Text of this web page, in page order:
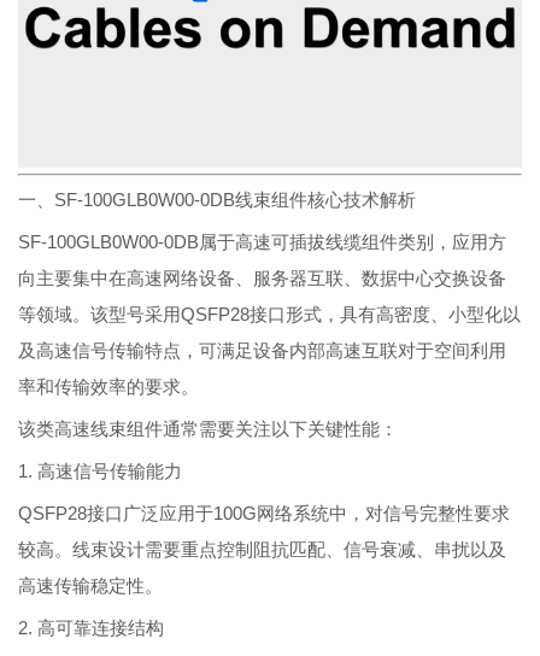
一、SF-100GLB0W00-0DB线束组件核心技术解析
SF-100GLB0W00-0DB属于高速可插拔线缆组件类别，应用方
向主要集中在高速网络设备、服务器互联、数据中心交换设备
等领域。该型号采用QSFP28接口形式，具有高密度、小型化以
及高速信号传输特点，可满足设备内部高速互联对于空间利用
率和传输效率的要求。
该类高速线束组件通常需要关注以下关键性能：
1. 高速信号传输能力
QSFP28接口广泛应用于100G网络系统中，对信号完整性要求
较高。线束设计需要重点控制阻抗匹配、信号衰减、串扰以及
高速传输稳定性。
2. 高可靠连接结构